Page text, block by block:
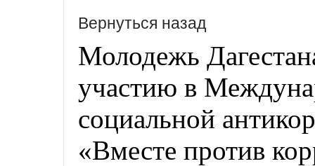
Вернуться назад
Молодежь
участию в
социальной
«Вместе против